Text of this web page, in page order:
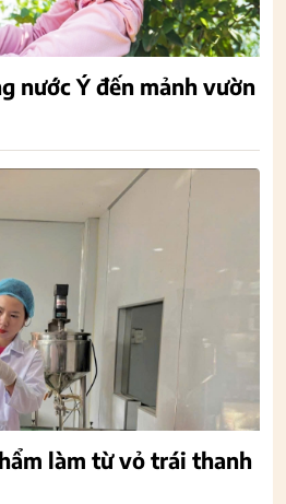
nước Ý đến mảnh vườn
làm từ vỏ trái thanh